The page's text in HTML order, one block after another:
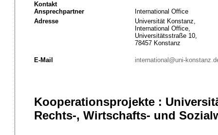
Kontakt
Ansprechpartner
International Office
Adresse
Universität Konstanz,
International Office,
Universitätsstraße 10,
78457 Konstanz
E-Mail international@uni-
Kooperationsprojekte :
Rechts-, Wirtschafts- und